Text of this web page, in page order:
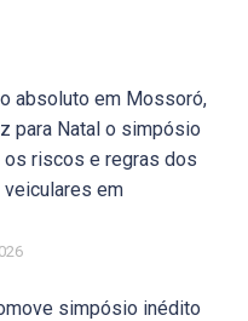
absoluto em Mossoró,
para Natal o simpósio
riscos e regras dos
em
simpósio inédito